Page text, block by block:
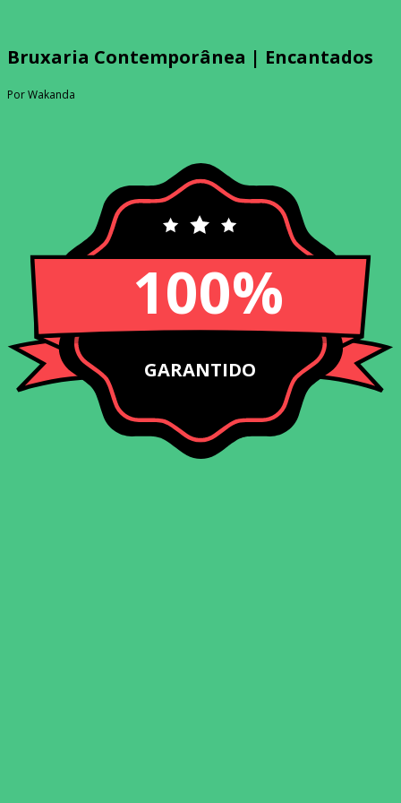
Bruxaria Contemporânea | Encantados
Por Wakanda
100%
GARANTIDO